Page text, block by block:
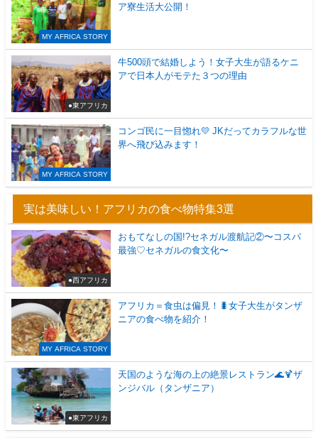
MY AFRICA STORY
ア寮生活大公開！
●東アフリカ
牛500頭で結婚しよう！女子大生が語るケニ
アで日本人がモテた３つの理由
MY AFRICA STORY
コンゴ民に一目惚れ💛 JKだってカラフルな世
界へ飛び込みます！
実は美味しい！アフリカの食べ物特集3選
●西アフリカ
おもてなしの国!?セネガル渡航記②〜コスパ
最強♡セネガルの食文化〜
MY AFRICA STORY
アフリカ＝食虫は偏見！🐛女子大生がタンザ
ニアの食べ物を紹介！
●東アフリカ
天国のような海の上の絶景レストラン🌊🍹ザ
ンジバル（タンザニア）